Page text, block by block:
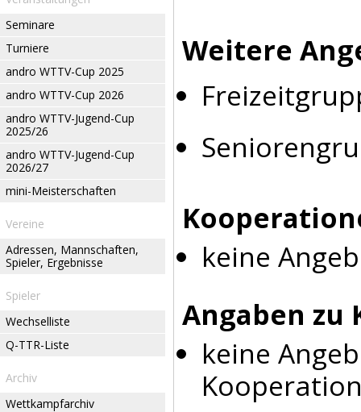
Seminare
Turniere
andro WTTV-Cup 2025
andro WTTV-Cup 2026
andro WTTV-Jugend-Cup
2025/26
andro WTTV-Jugend-Cup
2026/27
mini-Meisterschaften
Vereine
Adressen, Mannschaften,
Spieler, Ergebnisse
Spieler
Wechselliste
Q-TTR-Liste
Archiv
Wettkampfarchiv
Weitere
keine
Angaben
keine